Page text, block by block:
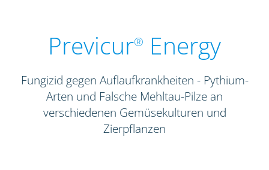
Previcur® Energy
Fungizid gegen Auflaufkrankheiten - Pythium-
Arten und Falsche Mehltau-Pilze an
verschiedenen Gemüsekulturen und
Zierpflanzen